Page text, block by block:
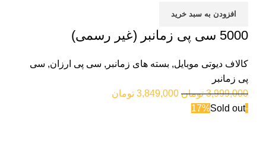
افزودن به سبد خرید
5000 سی پی زمانبر (غیر رسمی)
کالاف دیوتی موبایل, بسته های زمانبر , سی پی ارزان, سی
پی زمانبر
3,999,000 تومان 3,849,000 تومان
-17%
Sold out